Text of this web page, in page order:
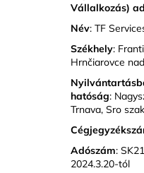
Vállalkozás)
Név: TF
Székhely:
Hrnčiarovce
hatóság:
Trnava, Sro
Adószám: SK
2024.3.20-tól
KABINBŐRÖND